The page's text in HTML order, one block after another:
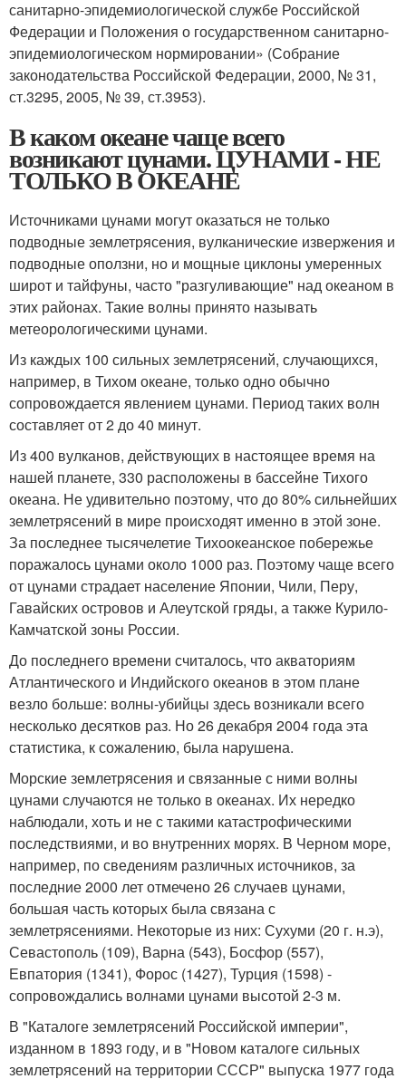
санитарно-эпидемиологической службе Российской
Федерации и Положения о государственном санитарно-
эпидемиологическом нормировании» (Собрание
законодательства Российской Федерации, 2000, № 31,
ст.3295, 2005, № 39, ст.3953).
В каком океане чаще всего
возникают цунами. ЦУНАМИ - НЕ
ТОЛЬКО В ОКЕАНЕ
Источниками цунами могут оказаться не только
подводные землетрясения, вулканические извержения и
подводные оползни, но и мощные циклоны умеренных
широт и тайфуны, часто "разгуливающие" над океаном в
этих районах. Такие волны принято называть
метеорологическими цунами.
Из каждых 100 сильных землетрясений, случающихся,
например, в Тихом океане, только одно обычно
сопровождается явлением цунами. Период таких волн
составляет от 2 до 40 минут.
Из 400 вулканов, действующих в настоящее время на
нашей планете, 330 расположены в бассейне Тихого
океана. Не удивительно поэтому, что до 80% сильнейших
землетрясений в мире происходят именно в этой зоне.
За последнее тысячелетие Тихоокеанское побережье
поражалось цунами около 1000 раз. Поэтому чаще всего
от цунами страдает население Японии, Чили, Перу,
Гавайских островов и Алеутской гряды, а также Курило-
Камчатской зоны России.
До последнего времени считалось, что акваториям
Атлантического и Индийского океанов в этом плане
везло больше: волны-убийцы здесь возникали всего
несколько десятков раз. Но 26 декабря 2004 года эта
статистика, к сожалению, была нарушена.
Морские землетрясения и связанные с ними волны
цунами случаются не только в океанах. Их нередко
наблюдали, хоть и не с такими катастрофическими
последствиями, и во внутренних морях. В Черном море,
например, по сведениям различных источников, за
последние 2000 лет отмечено 26 случаев цунами,
большая часть которых была связана с
землетрясениями. Некоторые из них: Сухуми (20 г. н.э),
Севастополь (109), Варна (543), Босфор (557),
Евпатория (1341), Форос (1427), Турция (1598) -
сопровождались волнами цунами высотой 2-3 м.
В "Каталоге землетрясений Российской империи",
изданном в 1893 году, и в "Новом каталоге сильных
землетрясений на территории СССР" выпуска 1977 года